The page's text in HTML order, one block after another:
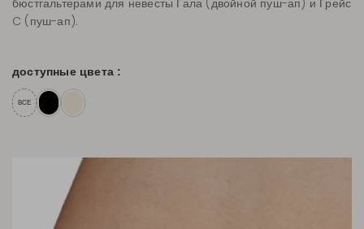
бюстгальтерами для невесты Гала (двойной пуш-ап) и Грейс
C (пуш-ап).
доступные цвета :
ВСЕ